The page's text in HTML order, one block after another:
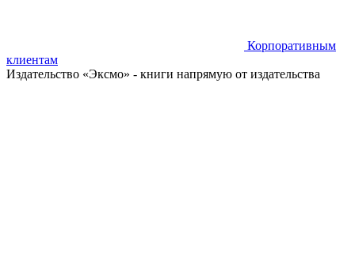
Корпоративным
клиентам
Издательство «Эксмо» - книги напрямую от издательства